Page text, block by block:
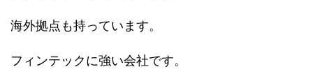
海外拠点も持っています。
フィンテックに強い会社です。